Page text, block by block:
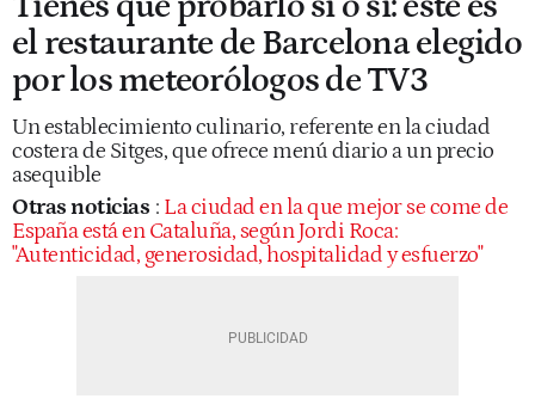
el restaurante de Barcelona elegido
por los meteorólogos de TV3
Un establecimiento culinario, referente en la ciudad
costera de Sitges, que ofrece menú diario a un precio
asequible
Otras noticias : La ciudad en la que mejor se come de
España está en Cataluña, según Jordi Roca:
"Autenticidad, generosidad, hospitalidad y esfuerzo"